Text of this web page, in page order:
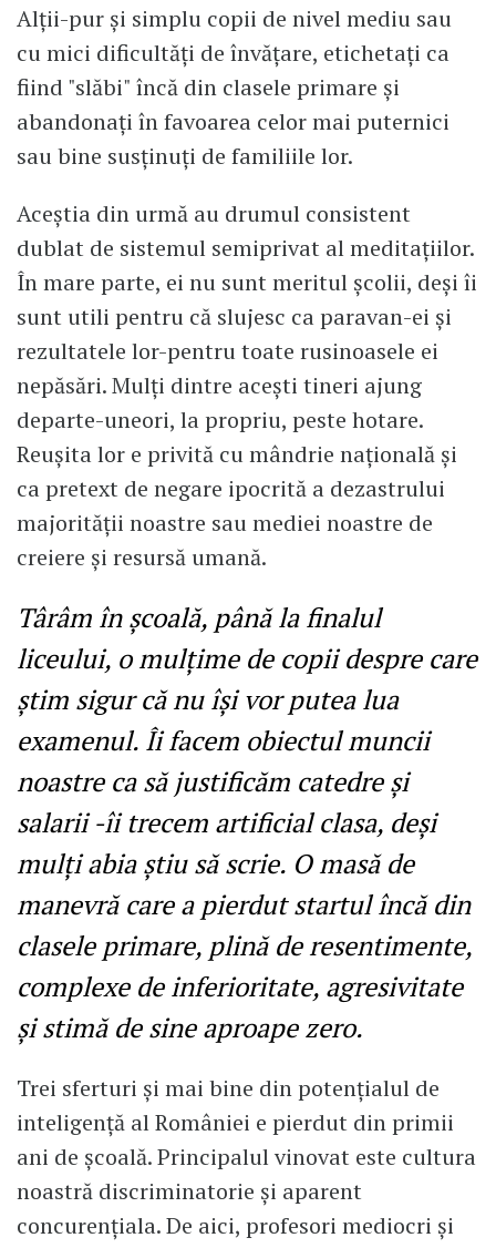
Alții-pur și simplu copii de nivel mediu sau
cu mici dificultăți de învățare, etichetați ca
fiind "slăbi" încă din clasele primare și
abandonați în favoarea celor mai puternici
sau bine susținuți de familiile lor.
Aceștia din urmă au drumul consistent
dublat de sistemul semiprivat al meditațiilor.
În mare parte, ei nu sunt meritul școlii, deși îi
sunt utili pentru că slujesc ca paravan-ei și
rezultatele lor-pentru toate rusinoasele ei
nepăsări. Mulți dintre acești tineri ajung
departe-uneori, la propriu, peste hotare.
Reușita lor e privită cu mândrie națională și
ca pretext de negare ipocrită a dezastrului
majorității noastre sau mediei noastre de
creiere și resursă umană.
Târâm în școală, până la finalul
liceului, o mulțime de copii despre care
știm sigur că nu își vor putea lua
examenul. Îi facem obiectul muncii
noastre ca să justificăm catedre și
salarii -îi trecem artificial clasa, deși
mulți abia știu să scrie. O masă de
manevră care a pierdut startul încă din
clasele primare, plină de resentimente,
complexe de inferioritate, agresivitate
și stimă de sine aproape zero.
Trei sferturi și mai bine din potențialul de
inteligență al României e pierdut din primii
ani de școală. Principalul vinovat este cultura
noastră discriminatorie și aparent
concurențiala. De aici, profesori mediocri și